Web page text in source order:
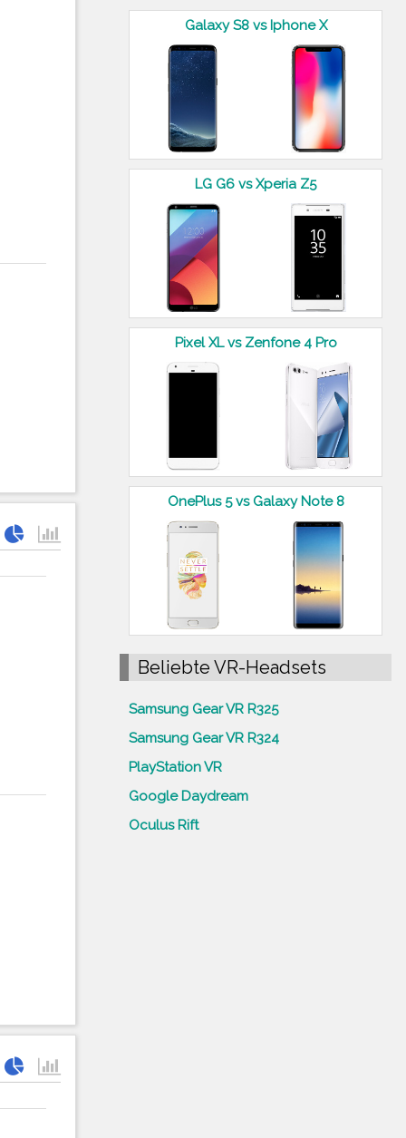
Galaxy S8 vs Iphone X
LG G6 vs Xperia Z5
Pixel XL vs Zenfone 4 Pro
OnePlus 5 vs Galaxy Note 8
Beliebte VR-Headsets
Samsung Gear VR R325
Samsung Gear VR R324
PlayStation VR
Google Daydream
Oculus Rift